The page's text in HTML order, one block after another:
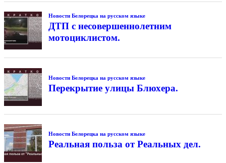
Новости Белорецка на русском языке
ДТП с несовершеннолетним
мотоциклистом.
Новости Белорецка на русском языке
Перекрытие улицы Блюхера.
Новости Белорецка на русском языке
Реальная польза от Реальных дел.